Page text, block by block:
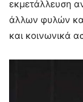
εκμετάλλευση
άλλων φυλών
και κοινωνικά